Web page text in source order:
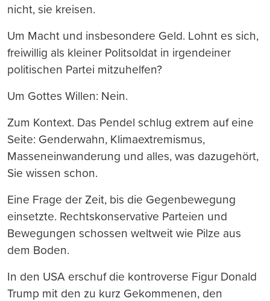
nicht, sie kreisen.
Um Macht und insbesondere Geld. Lohnt es sich,
freiwillig als kleiner Politsoldat in irgendeiner
politischen Partei mitzuhelfen?
Um Gottes Willen: Nein.
Zum Kontext. Das Pendel schlug extrem auf eine
Seite: Genderwahn, Klimaextremismus,
Masseneinwanderung und alles, was dazugehört,
Sie wissen schon.
Eine Frage der Zeit, bis die Gegenbewegung
einsetzte. Rechtskonservative Parteien und
Bewegungen schossen weltweit wie Pilze aus
dem Boden.
In den USA erschuf die kontroverse Figur Donald
Trump mit den zu kurz Gekommenen, den